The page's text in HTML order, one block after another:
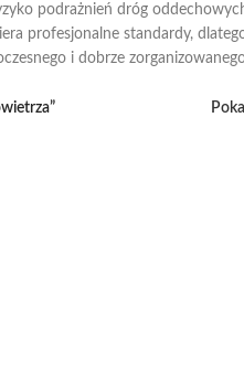
podrażnień dróg
profesjonalne standardy,
i dobrze